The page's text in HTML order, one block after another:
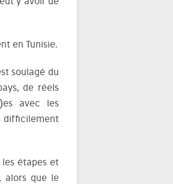
en Tunisie.
soulagé du
de réels
avec les
difficilement
les étapes et
alors que le